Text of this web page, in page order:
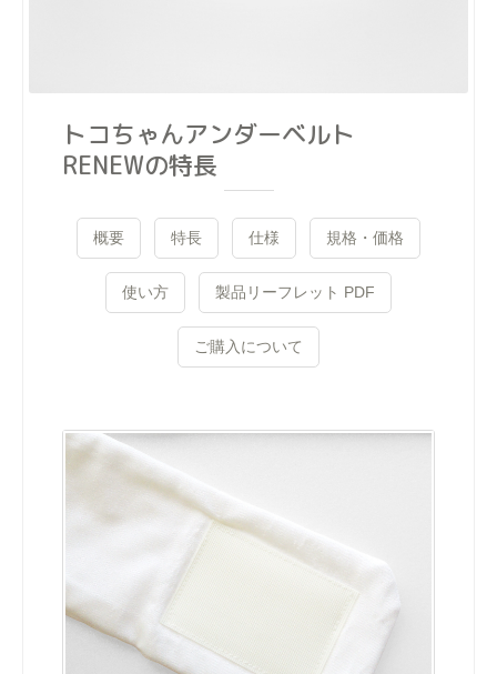
トコちゃんアンダーベルト
RENEWの特長
概要 特長 仕様 規格・価格
使い方 製品リーフレット PDF
ご購入について